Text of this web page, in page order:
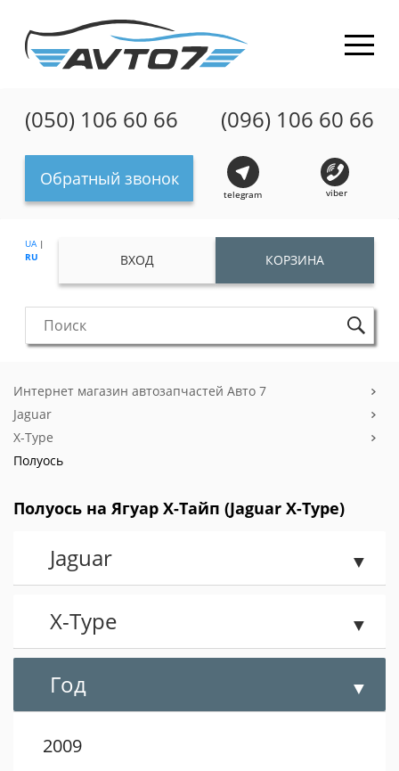
(050) 106 60 66 (096) 106 60 66
Обратный звонок
telegram viber
UA|
RU
ВХОД КОРЗИНА
Интернет магазин автозапчастей Авто 7
Jaguar
X-Type
Полуось
Полуось на Ягуар Х-Тайп (Jaguar X-Type)
Jaguar
X-Type
Год
2009